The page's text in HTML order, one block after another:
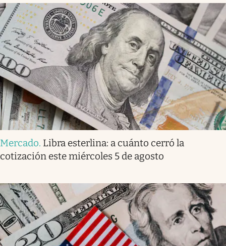
Mercado. Libra esterlina: a cuánto cerró la
cotización este miércoles 5 de agosto